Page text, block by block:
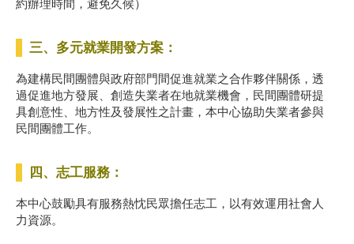
約辦理時間，避免久候）
三、多元就業開發方案：
為建構民間團體與政府部門間促進就業之合作夥伴關係，透
過促進地方發展、創造失業者在地就業機會，民間團體研提
具創意性、地方性及發展性之計畫，本中心協助失業者參與
民間團體工作。
四、志工服務：
本中心鼓勵具有服務熱忱民眾擔任志工，以有效運用社會人
力資源。